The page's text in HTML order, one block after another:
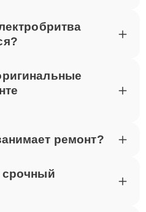
ремонт?
срочный